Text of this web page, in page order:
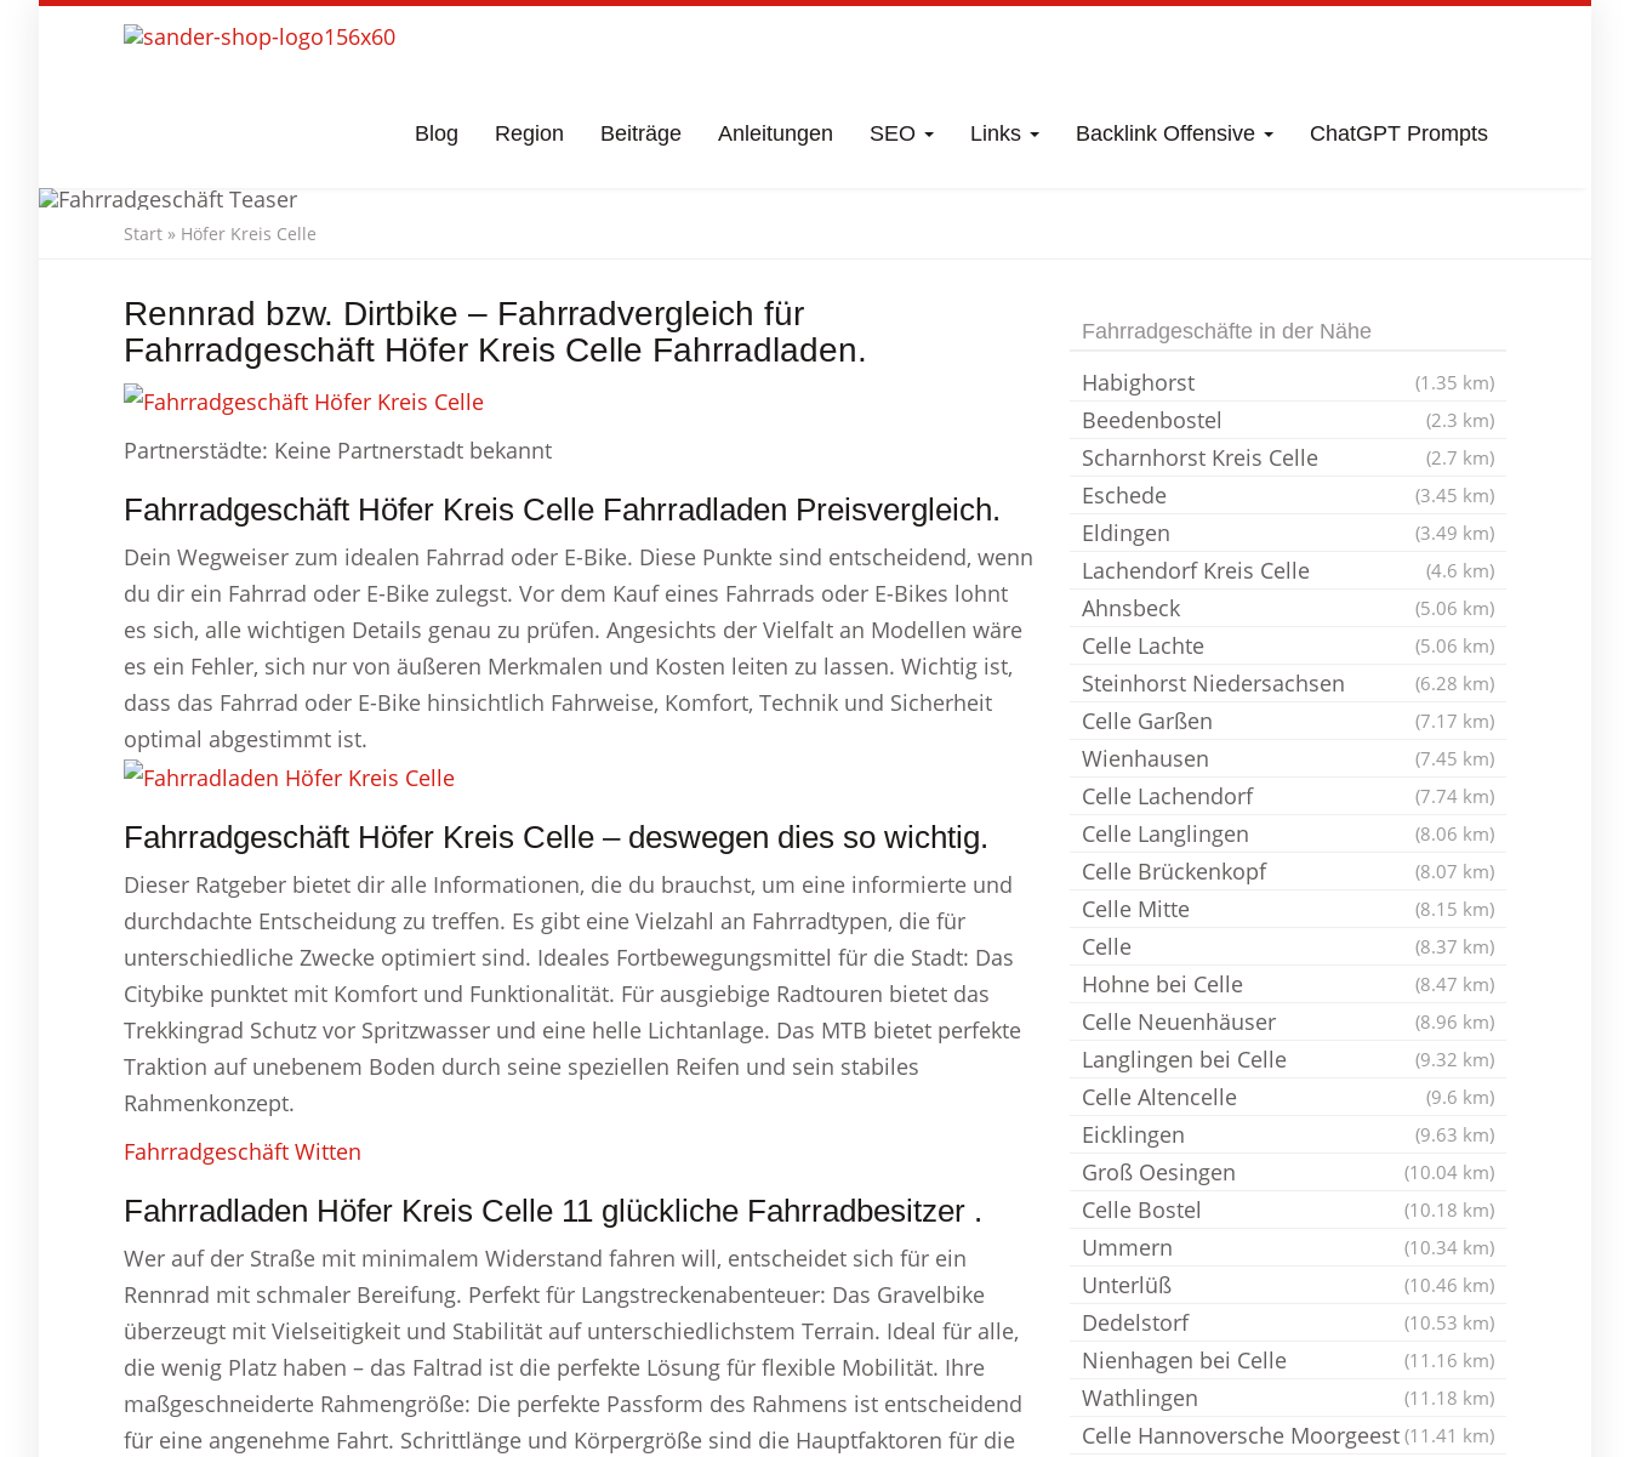
Blog Region Beiträge Anleitungen SEO Links Backlink Offensive ChatGPT Prompts
Start » Höfer Kreis Celle
Rennrad bzw. Dirtbike – Fahrradvergleich für
Fahrradgeschäft Höfer Kreis Celle Fahrradladen.
Partnerstädte: Keine Partnerstadt bekannt
Fahrradgeschäft Höfer Kreis Celle Fahrradladen Preisvergleich.
Dein Wegweiser zum idealen Fahrrad oder E-Bike. Diese Punkte sind entscheidend, wenn
du dir ein Fahrrad oder E-Bike zulegst. Vor dem Kauf eines Fahrrads oder E-Bikes lohnt
es sich, alle wichtigen Details genau zu prüfen. Angesichts der Vielfalt an Modellen wäre
es ein Fehler, sich nur von äußeren Merkmalen und Kosten leiten zu lassen. Wichtig ist,
dass das Fahrrad oder E-Bike hinsichtlich Fahrweise, Komfort, Technik und Sicherheit
optimal abgestimmt ist.
Fahrradgeschäft Höfer Kreis Celle – deswegen dies so wichtig.
Dieser Ratgeber bietet dir alle Informationen, die du brauchst, um eine informierte und
durchdachte Entscheidung zu treffen. Es gibt eine Vielzahl an Fahrradtypen, die für
unterschiedliche Zwecke optimiert sind. Ideales Fortbewegungsmittel für die Stadt: Das
Citybike punktet mit Komfort und Funktionalität. Für ausgiebige Radtouren bietet das
Trekkingrad Schutz vor Spritzwasser und eine helle Lichtanlage. Das MTB bietet perfekte
Traktion auf unebenem Boden durch seine speziellen Reifen und sein stabiles
Rahmenkonzept.
Fahrradgeschäft Witten
Fahrradladen Höfer Kreis Celle 11 glückliche Fahrradbesitzer .
Wer auf der Straße mit minimalem Widerstand fahren will, entscheidet sich für ein
Rennrad mit schmaler Bereifung. Perfekt für Langstreckenabenteuer: Das Gravelbike
überzeugt mit Vielseitigkeit und Stabilität auf unterschiedlichstem Terrain. Ideal für alle,
die wenig Platz haben – das Faltrad ist die perfekte Lösung für flexible Mobilität. Ihre
maßgeschneiderte Rahmengröße: Die perfekte Passform des Rahmens ist entscheidend
für eine angenehme Fahrt. Schrittlänge und Körpergröße sind die Hauptfaktoren für die
Fahrradgeschäfte in der Nähe
Habighorst (1.35 km)
Beedenbostel (2.3 km)
Scharnhorst Kreis Celle (2.7 km)
Eschede (3.45 km)
Eldingen (3.49 km)
Lachendorf Kreis Celle (4.6 km)
Ahnsbeck (5.06 km)
Celle Lachte (5.06 km)
Steinhorst Niedersachsen (6.28 km)
Celle Garßen (7.17 km)
Wienhausen (7.45 km)
Celle Lachendorf (7.74 km)
Celle Langlingen (8.06 km)
Celle Brückenkopf (8.07 km)
Celle Mitte (8.15 km)
Celle (8.37 km)
Hohne bei Celle (8.47 km)
Celle Neuenhäuser (8.96 km)
Langlingen bei Celle (9.32 km)
Celle Altencelle (9.6 km)
Eicklingen (9.63 km)
Groß Oesingen (10.04 km)
Celle Bostel (10.18 km)
Ummern (10.34 km)
Unterlüß (10.46 km)
Dedelstorf (10.53 km)
Nienhagen bei Celle (11.16 km)
Wathlingen (11.18 km)
Celle Hannoversche Moorgeest (11.41 km)